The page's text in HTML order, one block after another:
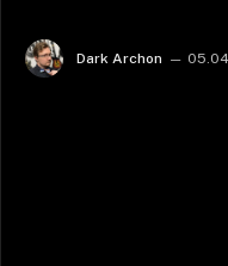
Dark Archon